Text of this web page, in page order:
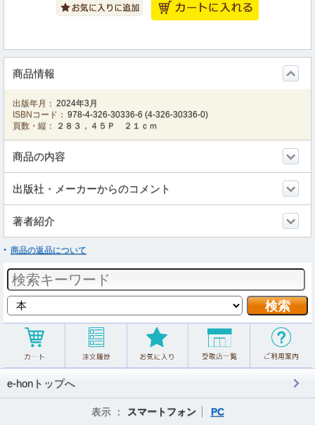
商品情報
出版年月： 2024年3月
ISBNコード： 978-4-326-30336-6 (4-326-30336-0)
頁数・縦：
２８３，４５Ｐ ２１ｃｍ
商品の内容
出版社・メーカーからのコメント
著者紹介
商品の返品について
e-honトップへ
表示 ： スマートフォン PC